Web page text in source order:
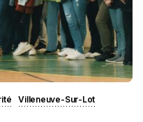
Villeneuve-Sur-Lot